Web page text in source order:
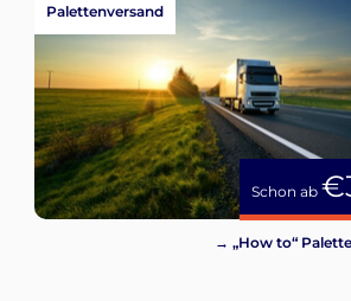
Schon ab
Palettenversand
→ „How to“